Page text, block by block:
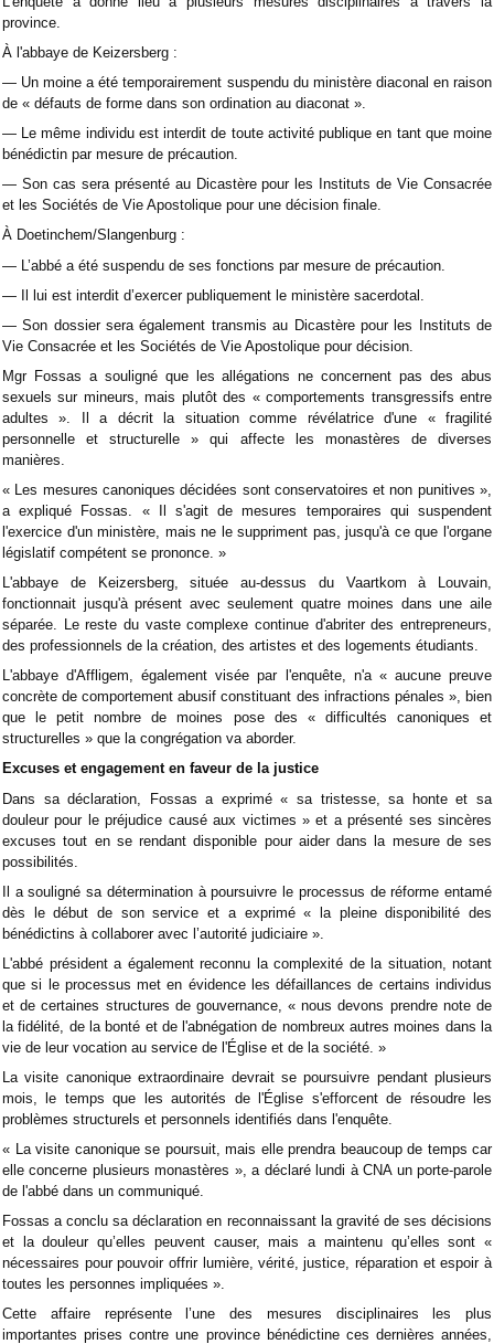
province.
À l'abbaye de Keizersberg :
— Un moine a été temporairement suspendu du ministère diaconal en raison
de « défauts de forme dans son ordination au diaconat ».
— Le même individu est interdit de toute activité publique en tant que moine
bénédictin par mesure de précaution.
— Son cas sera présenté au Dicastère pour les Instituts de Vie Consacrée
et les Sociétés de Vie Apostolique pour une décision finale.
À Doetinchem/Slangenburg :
— L’abbé a été suspendu de ses fonctions par mesure de précaution.
— Il lui est interdit d’exercer publiquement le ministère sacerdotal.
— Son dossier sera également transmis au Dicastère pour les Instituts de
Vie Consacrée et les Sociétés de Vie Apostolique pour décision.
Mgr Fossas a souligné que les allégations ne concernent pas des abus
sexuels sur mineurs, mais plutôt des « comportements transgressifs entre
adultes ». Il a décrit la situation comme révélatrice d'une « fragilité
personnelle et structurelle » qui affecte les monastères de diverses
manières.
« Les mesures canoniques décidées sont conservatoires et non punitives »,
a expliqué Fossas. « Il s'agit de mesures temporaires qui suspendent
l'exercice d'un ministère, mais ne le suppriment pas, jusqu'à ce que l'organe
législatif compétent se prononce. »
L'abbaye de Keizersberg, située au-dessus du Vaartkom à Louvain,
fonctionnait jusqu'à présent avec seulement quatre moines dans une aile
séparée. Le reste du vaste complexe continue d'abriter des entrepreneurs,
des professionnels de la création, des artistes et des logements étudiants.
L'abbaye d'Affligem, également visée par l'enquête, n'a « aucune preuve
concrète de comportement abusif constituant des infractions pénales », bien
que le petit nombre de moines pose des « difficultés canoniques et
structurelles » que la congrégation va aborder.
Excuses et engagement en faveur de la justice
Dans sa déclaration, Fossas a exprimé « sa tristesse, sa honte et sa
douleur pour le préjudice causé aux victimes » et a présenté ses sincères
excuses tout en se rendant disponible pour aider dans la mesure de ses
possibilités.
Il a souligné sa détermination à poursuivre le processus de réforme entamé
dès le début de son service et a exprimé « la pleine disponibilité des
bénédictins à collaborer avec l’autorité judiciaire ».
L'abbé président a également reconnu la complexité de la situation, notant
que si le processus met en évidence les défaillances de certains individus
et de certaines structures de gouvernance, « nous devons prendre note de
la fidélité, de la bonté et de l'abnégation de nombreux autres moines dans la
vie de leur vocation au service de l'Église et de la société. »
La visite canonique extraordinaire devrait se poursuivre pendant plusieurs
mois, le temps que les autorités de l'Église s'efforcent de résoudre les
problèmes structurels et personnels identifiés dans l'enquête.
« La visite canonique se poursuit, mais elle prendra beaucoup de temps car
elle concerne plusieurs monastères », a déclaré lundi à CNA un porte-parole
de l'abbé dans un communiqué.
Fossas a conclu sa déclaration en reconnaissant la gravité de ses décisions
et la douleur qu’elles peuvent causer, mais a maintenu qu’elles sont «
nécessaires pour pouvoir offrir lumière, vérité, justice, réparation et espoir à
toutes les personnes impliquées ».
Cette affaire représente l’une des mesures disciplinaires les plus
importantes prises contre une province bénédictine ces dernières années,